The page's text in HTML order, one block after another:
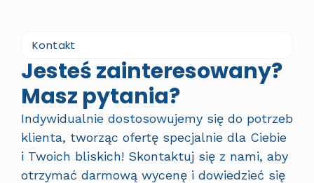
Kontakt
Jesteś zainteresowany?
Masz pytania?
Indywidualnie dostosowujemy się do potrzeb
klienta, tworząc ofertę specjalnie dla Ciebie
i Twoich bliskich! Skontaktuj się z nami, aby
otrzymać darmową wycenę i dowiedzieć się